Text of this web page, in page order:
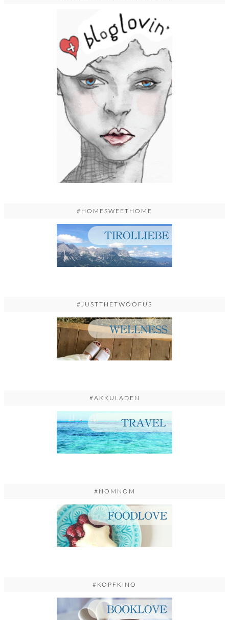
#HOMESWEETHOME
#JUSTTHETWOOFUS
#AKKULADEN
#NOMNOM
#KOPFKINO